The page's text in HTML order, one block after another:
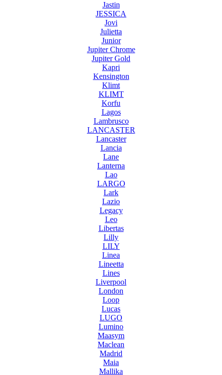
Jastin
JESSICA
Jovi
Julietta
Junior
Jupiter Chrome
Jupiter Gold
Kapri
Kensington
Klimt
KLIMT
Korfu
Lagos
Lambrusco
LANCASTER
Lancaster
Lancia
Lane
Lanterna
Lao
LARGO
Lark
Lazio
Legacy
Leo
Libertas
Lilly
LILY
Linea
Lineetta
Lines
Liverpool
London
Loop
Lucas
LUGO
Lumino
Maasym
Maclean
Madrid
Maia
Mallika